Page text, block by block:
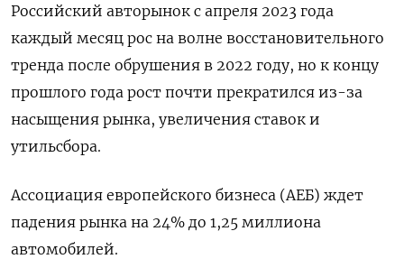
Российский авторынок с апреля 2023 года
каждый месяц рос на волне восстановительного
тренда после обрушения в 2022 году, но к концу
прошлого года рост почти прекратился из-за
насыщения рынка, увеличения ставок и
утильсбора.
Ассоциация европейского бизнеса (АЕБ) ждет
падения рынка на 24% до 1,25 миллиона
автомобилей.